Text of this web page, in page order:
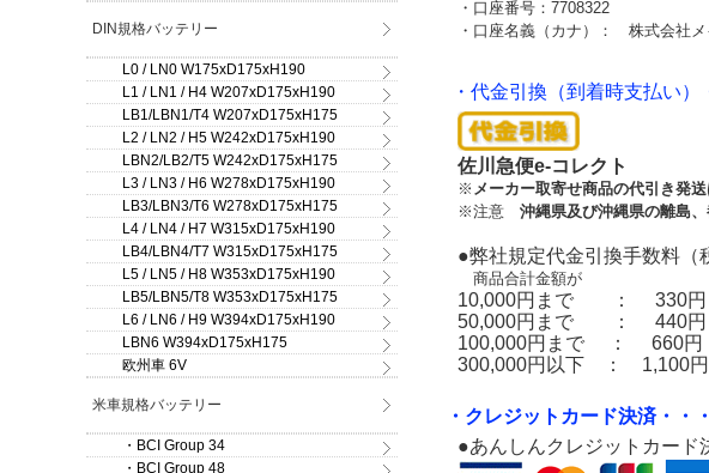
・口座番号：7708322
・口座名義（カナ）： 株式会社メ
・代金引換（到着時支払い）
佐川急便e-コレクト
※ メーカー取寄せ商品の代引き発
※注意 沖縄県及び沖縄県の離島
●弊社規定代金引換手数料（
商品合計金額が
10,000円まで ： 330円
50,000円まで ： 440円
100,000円まで ： 660円
300,000円以下 ： 1,100円
・クレジットカード決済・・・
●あんしんクレジットカード
DIN規格バッテリー
L0 / LN0 W175xD175xH190
L1 / LN1 / H4 W207xD175xH190
LB1/LBN1/T4 W207xD175xH175
L2 / LN2 / H5 W242xD175xH190
LBN2/LB2/T5 W242xD175xH175
L3 / LN3 / H6 W278xD175xH190
LB3/LBN3/T6 W278xD175xH175
L4 / LN4 / H7 W315xD175xH190
LB4/LBN4/T7 W315xD175xH175
L5 / LN5 / H8 W353xD175xH190
LB5/LBN5/T8 W353xD175xH175
L6 / LN6 / H9 W394xD175xH190
LBN6 W394xD175xH175
欧州車 6V
米車規格バッテリー
・BCI Group 34
・BCI Group 48